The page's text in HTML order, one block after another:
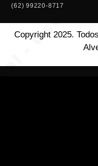
(62) 99220-8717
Copyright 2025.